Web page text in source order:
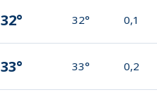
32° 32° 0,1
33° 33° 0,2